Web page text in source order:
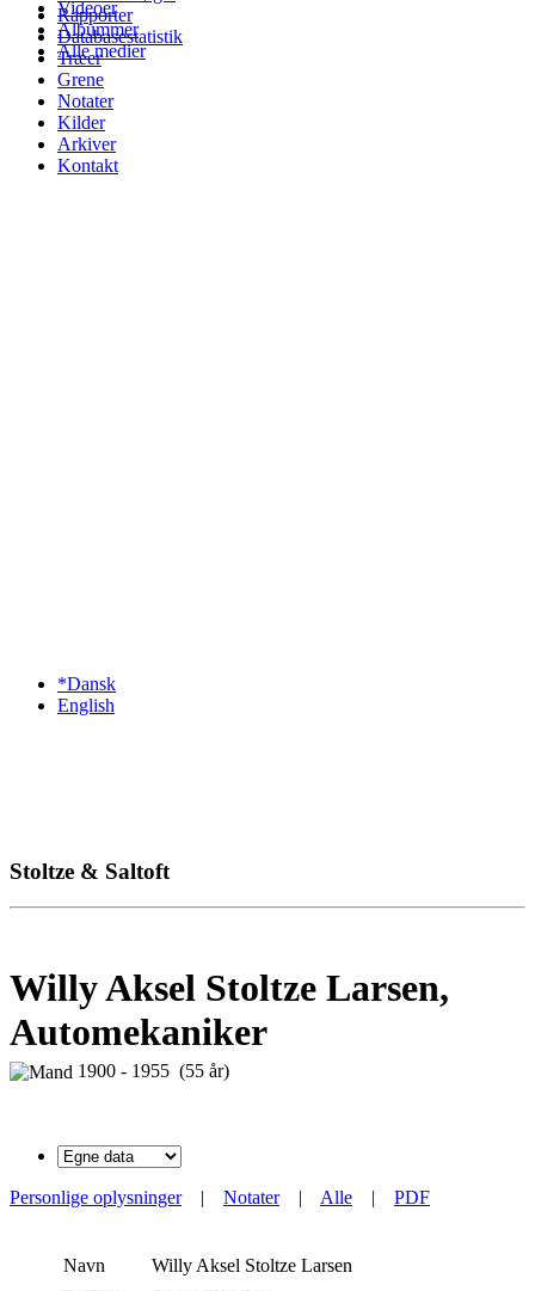
Videoer
Albummer
Alle medier
Rapporter
Databasestatistik
Træer
Grene
Notater
Kilder
Arkiver
Kontakt
*Dansk
English
Stoltze & Saltoft
Willy Aksel Stoltze Larsen,
Automekaniker
1900 - 1955 (55 år)
Personlige oplysninger| Notater| Alle | PDF
Navn Willy Aksel Stoltze Larsen